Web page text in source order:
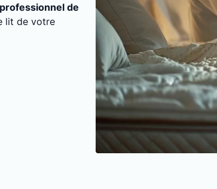
professionnel de
lit de votre